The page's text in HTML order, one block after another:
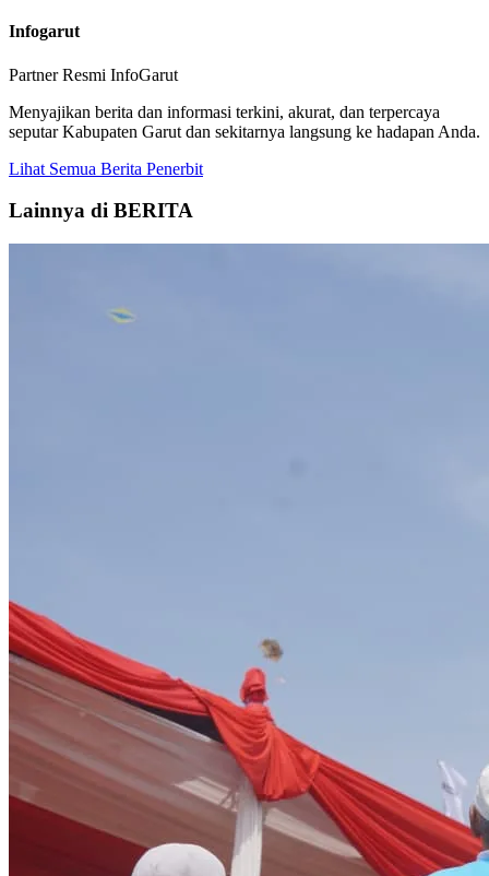
Infogarut
Partner Resmi InfoGarut
Menyajikan berita dan informasi terkini, akurat, dan terpercaya
seputar Kabupaten Garut dan sekitarnya langsung ke hadapan Anda.
Lihat Semua Berita Penerbit
Lainnya di BERITA